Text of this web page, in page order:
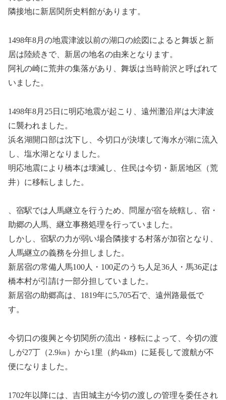
隣接地に新居関所史料館があります。
1498年8月の地震津波以前の湖口の絵図によると舞坂と新
居は陸続きで、新居の地名の由来となります。
阿礼の崎に荒井の集落があり、舞坂は当時前沢と呼ばれて
いました。
1498年8月25日に明応地震が起こり、遠州灘沿岸は大津波
に襲われました。
浜名湖開口部は沈下し、今切口が決壊して海水が湖に流入
し、塩水湖となりました。
明応地震により橋本は壊滅し、住民は今切・新居地区（荒
井）に移転しました。
、宿駅では人馬継立を行うため、問屋が宿を統轄し、宿・
助郷の人馬、継立事務処理を行っていました。
しかし、宿駅の力が弱い場合隣接する村落が加宿となり、
人馬継立の義務を分担しました。
新居宿の常備人馬100人・100疋のうち人足36人・馬36疋は
橋本村が引請け一部分担していました。
新居宿の助郷高は、1819年に5,705石で、遠州路最低で
す。
今切口の復興と今切関所の流出・移転によって、今切の渡
しが27丁（2.9㎞）から1里（約4km）に延長して渡航が不
便になりました。
1702年以降には、吉田城主が今切の渡しの管理を委任され